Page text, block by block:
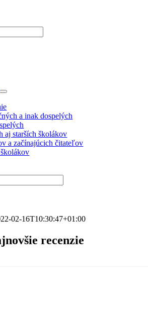
a inak dospelých
aj starších školákov
a začínajúcich čitateľov
02-16T10:30:47+01:00
recenzie